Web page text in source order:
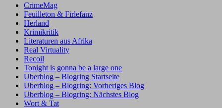
CrimeMag
Feuilleton & Firlefanz
Herland
Krimikritik
Literaturen aus Afrika
Real Virtuality
Recoil
Tonight is gonna be a large one
Uberblog – Blogring Startseite
Uberblog – Blogring: Vorheriges Blog
Uberblog – Blogring: Nächstes Blog
Wort & Tat